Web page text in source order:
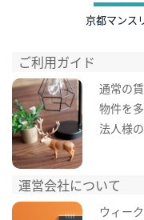
京都マンス
ご利用ガイド
通常の
物件を
法人様
運営会社について
ウィー